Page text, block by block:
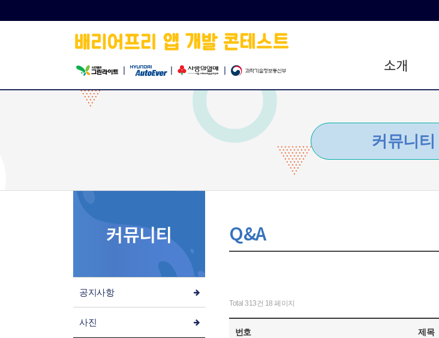
소개
커뮤니티
커뮤니티
공지사항
사진
Q&A
Total 313건 18 페이지
번호 제목